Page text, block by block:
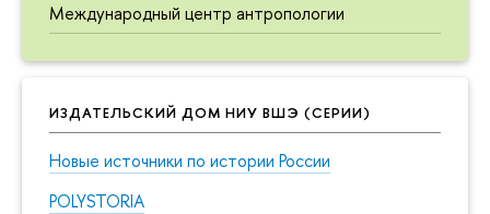
Международный центр антропологии
ИЗДАТЕЛЬСКИЙ ДОМ НИУ ВШЭ (СЕРИИ)
Новые источники по истории России
POLYSTORIA